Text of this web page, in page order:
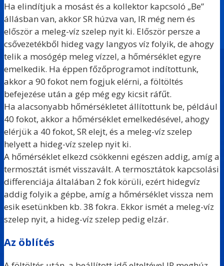
Ha elindítjuk a mosást és a kollektor kapcsoló „Be”
állásban van, akkor SR húzva van, IR még nem és
először a meleg-víz szelep nyit ki. Először persze a
csővezetékből hideg vagy langyos víz folyik, de ahogy
telik a mosógép meleg vízzel, a hőmérséklet egyre
emelkedik. Ha éppen főzőprogramot indítottunk,
akkor a 90 fokot nem fogjuk elérni, a föltöltés
befejezése után a gép még egy kicsit ráfűt.
Ha alacsonyabb hőmérsékletet állítottunk be, például
40 fokot, akkor a hőmérséklet emelkedésével, ahogy
elérjük a 40 fokot, SR elejt, és a meleg-víz szelep
helyett a hideg-víz szelep nyit ki.
A hőmérséklet elkezd csökkenni egészen addig, amíg a
termosztát ismét visszavált. A termosztátok kapcsolási
differenciája általában 2 fok körüli, ezért hidegvíz
addig folyik a gépbe, amíg a hőmérséklet vissza nem
esik esetünkben kb. 38 fokra. Ekkor ismét a meleg-víz
szelep nyit, a hideg-víz szelep pedig elzár.
Az öblítés